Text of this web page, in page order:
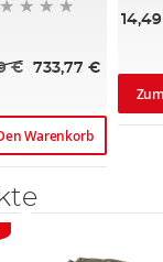
€ 733,77 €
Warenkorb